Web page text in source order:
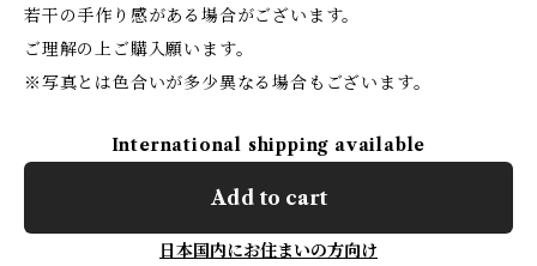
若干の手作り感がある場合がございます。
ご理解の上ご購入願います。
※写真とは色合いが多少異なる場合もございます。
International shipping available
Add to cart
日本国内にお住まいの方向け